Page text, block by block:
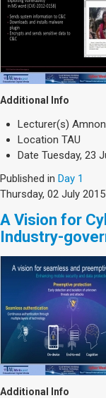
Faculty Events
YouTube
Faculty of Law
History
Lecture Series
Live Webcast
Medicine & Life
Science
Society & Politics
SEARCH
Search
Additional Info
Lecturer(s)
Location TAU
Date Tuesday, 23
Published in Day 1
Thursday, 02 July 2015
A Vision for
Industry-
Additional Info